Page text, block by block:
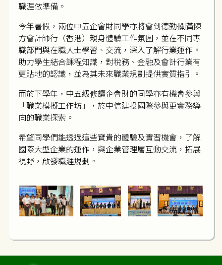
職涯做準備。
今年暑假，兩位中五企會財同學亦將會到德勤·關黃陳
方會計師行（香港）親身體驗工作氛圍，並在不同專
職部門與在職人士學習、交流，深入了解行業運作。
助力學生結合課程知識，對稅務、金融及會計行業有
更貼地的認識，並為其未來職業規劃提供實質指引。
而於下學年，中五級修讀企會財的同學亦有機會參與
「職業模擬工作坊」，於中信建投國際參與更實務導
向的職業探索。
希望同學們能透過這些寶貴的體驗及實習機會，了解
國際大型企業的運作，與企業管理層互動交流，拓展
視野，啟發職涯規劃。